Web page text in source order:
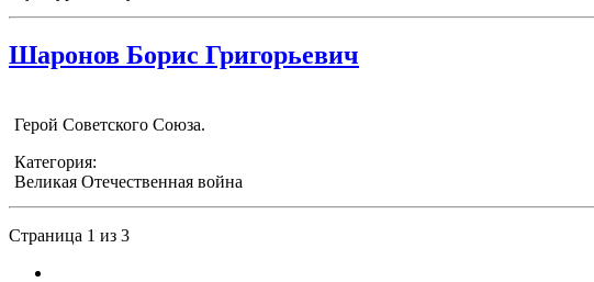
Шаронов Борис Григорьевич
Герой Советского Союза.
Категория:
Великая Отечественная война
Страница 1 из 3